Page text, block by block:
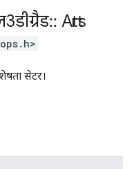
:: Attrs
सेटर।